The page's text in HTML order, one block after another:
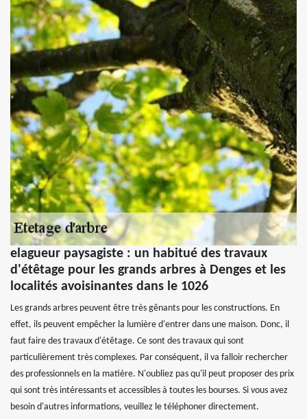
elagueur paysagiste : un habitué des travaux
d'étêtage pour les grands arbres à Denges et les
localités avoisinantes dans le 1026
Les grands arbres peuvent être très gênants pour les constructions. En
effet, ils peuvent empêcher la lumière d'entrer dans une maison. Donc, il
faut faire des travaux d'étêtage. Ce sont des travaux qui sont
particulièrement très complexes. Par conséquent, il va falloir rechercher
des professionnels en la matière. N'oubliez pas qu'il peut proposer des prix
qui sont très intéressants et accessibles à toutes les bourses. Si vous avez
besoin d'autres informations, veuillez le téléphoner directement.